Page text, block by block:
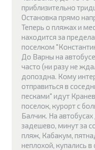
приблизительно
Остановка прямо
Теперь о пляжах и
находится за
поселком
До Варны на
часто (ни разу не
допоздна. Кому
отправиться в
песками" идут
поселок, курорт с
Балчик. На
задешево, минут за
пляж, Кабакум,
неплохой, купались